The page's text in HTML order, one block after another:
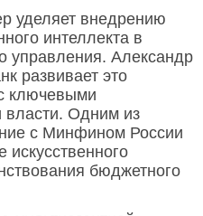
уделяет внедрению
интеллекта в
управления. Александр
развивает это
ключевыми
Одним из
с Минфином России
искусственного
бюджетного